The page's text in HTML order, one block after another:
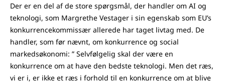
Der er en del af de store spørgsmål, der handler om AI og
teknologi, som Margrethe Vestager i sin egenskab som EU’s
konkurrencekommissær allerede har taget livtag med. De
handler, som før nævnt, om konkurrence og social
markedsøkonomi: ” Selvfølgelig skal der være en
konkurrence om at have den bedste teknologi. Men det ræs,
vi er i, er ikke et ræs i forhold til en konkurrence om at blive